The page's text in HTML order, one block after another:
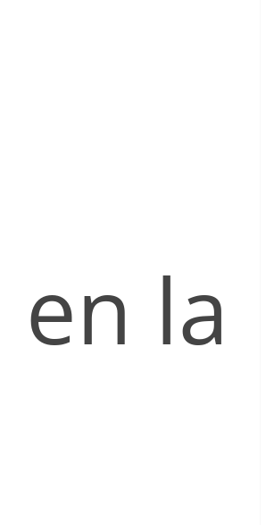
en la